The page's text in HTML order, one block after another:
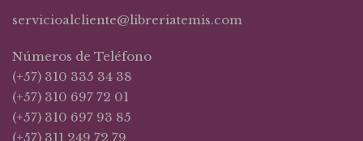
servicioalcliente@libreriatemis.com
Números de Teléfono
(+57) 310 335 34 38
(+57) 310 697 72 01
(+57) 310 697 93 85
(+57) 311 249 72 79